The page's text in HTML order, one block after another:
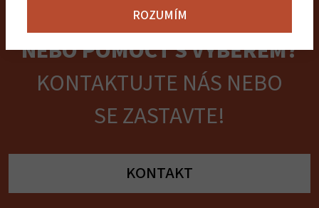
POTŘEBUJETE PORADIT
NEBO POMOCT S VÝBĚREM?
KONTAKTUJTE NÁS NEBO
SE ZASTAVTE!
KONTAKT
ROZUMÍM